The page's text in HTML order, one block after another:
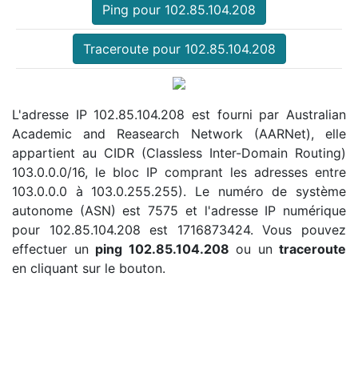
Ping pour 102.85.104.208
Traceroute pour 102.85.104.208
L'adresse IP 102.85.104.208 est fourni par Australian
Academic and Reasearch Network (AARNet), elle
appartient au CIDR (Classless Inter-Domain Routing)
103.0.0.0/16, le bloc IP comprant les adresses entre
103.0.0.0 à 103.0.255.255). Le numéro de système
autonome (ASN) est 7575 et l'adresse IP numérique
pour 102.85.104.208 est 1716873424. Vous pouvez
effectuer un ping 102.85.104.208 ou un traceroute
en cliquant sur le bouton.